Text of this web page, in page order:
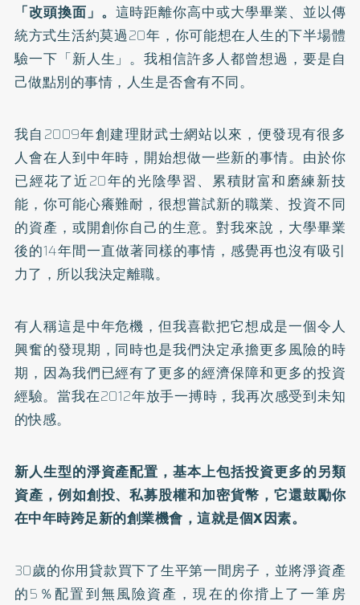
「改頭換面」。 這時距離你高中或大學畢業、並以傳
統方式生活約莫過20年，你可能想在人生的下半場體
驗一下「新人生」。我相信許多人都曾想過，要是自
己做點別的事情，人生是否會有不同。
我自2009年創建理財武士網站以來，便發現有很多
人會在人到中年時，開始想做一些新的事情。由於你
已經花了近20年的光陰學習、累積財富和磨練新技
能，你可能心癢難耐，很想嘗試新的職業、投資不同
的資產，或開創你自己的生意。對我來說，大學畢業
後的14年間一直做著同樣的事情，感覺再也沒有吸引
力了，所以我決定離職。
有人稱這是中年危機，但我喜歡把它想成是一個令人
興奮的發現期，同時也是我們決定承擔更多風險的時
期，因為我們已經有了更多的經濟保障和更多的投資
經驗。當我在2012年放手一搏時，我再次感受到未知
的快感。
新人生型的淨資產配置，基本上包括投資更多的另類
資產，例如創投、私募股權和加密貨幣，它還鼓勵你
在中年時跨足新的創業機會，這就是個X因素。
30歲的你用貸款買下了生平第一間房子，並將淨資產
的5％配置到無風險資產，現在的你揹上了一筆房